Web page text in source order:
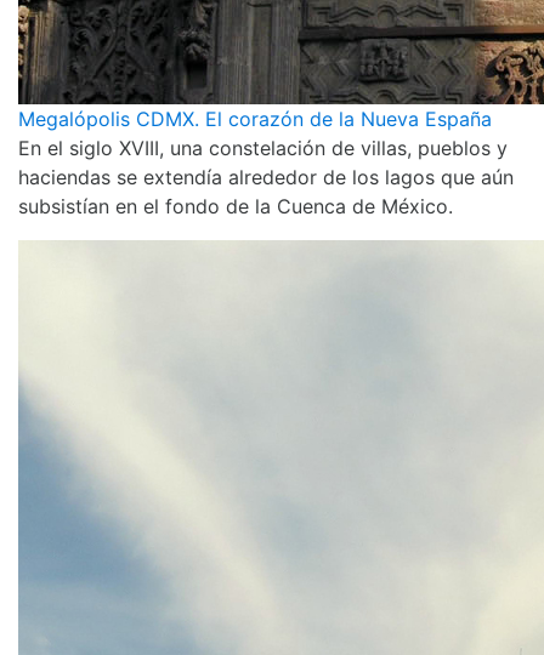
Megalópolis CDMX. El corazón de la Nueva España
En el siglo XVIII, una constelación de villas, pueblos y
haciendas se extendía alrededor de los lagos que aún
subsistían en el fondo de la Cuenca de México.